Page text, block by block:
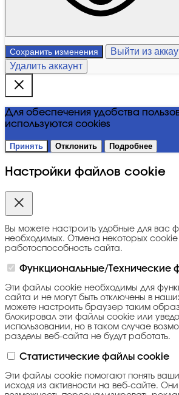
Сохранить изменения
Выйти из
Удалить аккаунт
Для обеспечения удобства
используются cookies
Принять Отклонить Подробнее
Настройки файлов cookie
Вы можете настроить удобные для вас
необходимых. Отмена некоторых cookie
работоспособность сайта.
Функциональные/Технические
Эти файлы cookie необходимы для
сайта и не могут быть отключены в
можете настроить браузер таким
блокировал эти файлы cookie или
использовании, но в таком случае
разделы веб-сайта не будут работать.
Статистические файлы cookie
Эти файлы cookie помогают понять
исходя из активности на веб-сайте.